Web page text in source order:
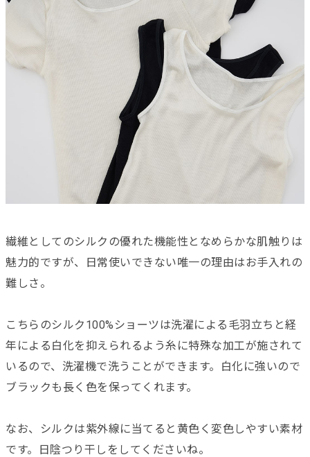
繊維としてのシルクの優れた機能性となめらかな肌触りは
魅力的ですが、日常使いできない唯一の理由はお手入れの
難しさ。
こちらのシルク100%ショーツは洗濯による毛羽立ちと経
年による白化を抑えられるよう糸に特殊な加工が施されて
いるので、洗濯機で洗うことができます。白化に強いので
ブラックも長く色を保ってくれます。
なお、シルクは紫外線に当てると黄色く変色しやすい素材
です。日陰つり干しをしてくださいね。